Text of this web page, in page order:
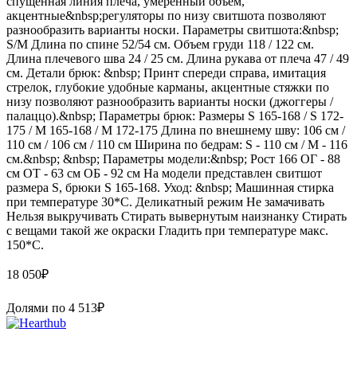
акцентные&nbsp;регуляторы по низу свитшота позволяют
разнообразить варианты носки. Параметры свитшота:&nbsp;
S/M Длина по спине 52/54 см. Объем груди 118 / 122 см.
Длина плечевого шва 24 / 25 см. Длина рукава от плеча 47 / 49
см. Детали брюк: &nbsp; Принт спереди справа, имитация
стрелок, глубокие удобные карманы, акцентные стяжки по
низу позволяют разнообразить варианты носки (джоггеры /
палаццо).&nbsp; Параметры брюк: Размеры S 165-168 / S 172-
175 / М 165-168 / М 172-175 Длина по внешнему шву: 106 см /
110 см / 106 см / 110 см Ширина по бедрам: S - 110 см / М - 116
см.&nbsp; &nbsp; Параметры модели:&nbsp; Рост 166 ОГ - 88
см ОТ - 63 см ОБ - 92 см На модели представлен свитшот
размера S, брюки S 165-168. Уход: &nbsp; Машинная стирка
при температуре 30*С. Деликатный режим Не замачивать
Нельзя выкручивать Стирать вывернутым наизнанку Стирать
с вещами такой же окраски Гладить при температуре макс.
150*С.
18 050₽
Долями по 4 513₽